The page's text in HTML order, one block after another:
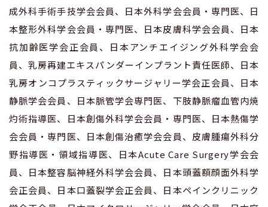
成外科手術手技学会会員、日本外科学会会員・専門医、日
本整形外科学会会員・専門医、日本皮膚科学会会員、日本
抗加齢医学会正会員、日本アンチエイジング外科学会会
員、乳房再建エキスパンダーインプラント責任医師、日本
乳房オンコプラスティックサージャリー学会正会員、日本
静脈学会会員、日本脈管学会専門医、下肢静脈瘤血管内焼
灼術指導医、日本創傷外科学会会員・専門医、日本熱傷学
会会員・専門医、日本創傷治癒学会会員、皮膚腫瘍外科分
野指導医・領域指導医、日本Acute Care Surgery学会会
員、日本整容脳神経外科学会会員、日本頭蓋額顔面外科学
会正会員、日本口蓋裂学会正会員、日本ペインクリニック